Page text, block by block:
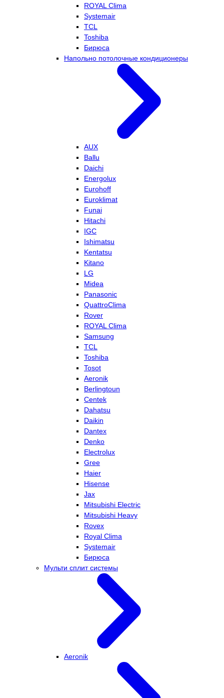
ROYAL Clima
Systemair
TCL
Toshiba
Бирюса
Напольно потолочные кондиционеры
AUX
Ballu
Daichi
Energolux
Eurohoff
Euroklimat
Funai
Hitachi
IGC
Ishimatsu
Kentatsu
Kitano
LG
Midea
Panasonic
QuattroClima
Rover
ROYAL Clima
Samsung
TCL
Toshiba
Tosot
Aeronik
Berlingtoun
Centek
Dahatsu
Daikin
Dantex
Denko
Electrolux
Gree
Haier
Hisense
Jax
Mitsubishi Electric
Mitsubishi Heavy
Rovex
Royal Clima
Systemair
Бирюса
Мульти сплит системы
Aeronik